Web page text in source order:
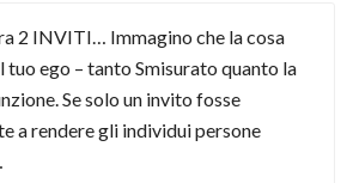
2 INVITI… Immagino che la cosa
tuo ego – tanto Smisurato quanto la
Se solo un invito fosse
a rendere gli individui persone